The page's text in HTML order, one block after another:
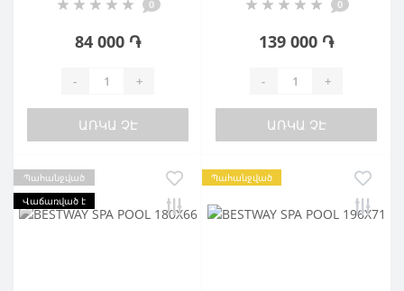
0
84 000 ֏
- +
ԱՌԿԱ ՉԷ
0
139 000 ֏
- +
ԱՌԿԱ ՉԷ
Պահանջված
Վաճառված է
Պահանջված